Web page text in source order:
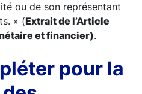
ou de son représentant
» (Extrait de l’Article
et financier).
pour la